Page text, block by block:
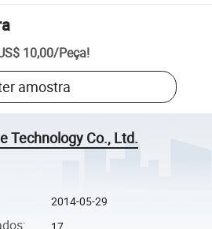
10,00/Peça!
amostra
Technology Co., Ltd.
2014-05-29
: